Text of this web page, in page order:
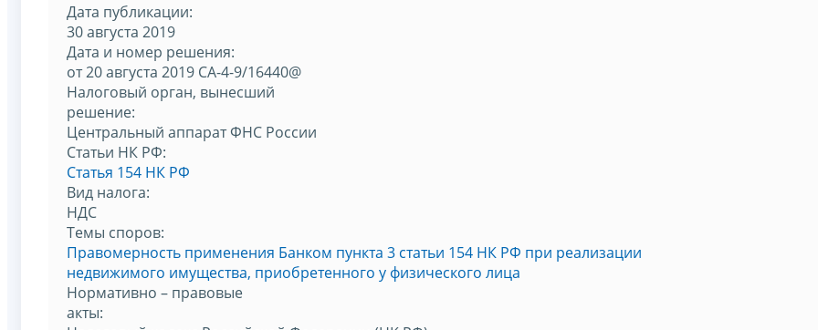
Дата публикации:
30 августа 2019
Дата и номер решения:
от 20 августа 2019 СА-4-9/16440@
Налоговый орган, вынесший
решение:
Центральный аппарат ФНС России
Статьи НК РФ:
Статья 154 НК РФ
Вид налога:
НДС
Темы споров:
Правомерность применения Банком пункта 3 статьи 154 НК РФ при реализации
недвижимого имущества, приобретенного у физического лица
Нормативно – правовые
акты: